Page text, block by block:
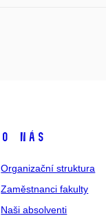
O nás
Organizační struktura
Zaměstnanci fakulty
Naši absolventi